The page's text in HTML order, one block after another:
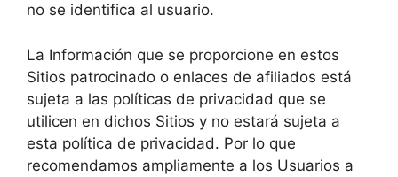
no se identifica al usuario.
La Información que se proporcione en estos
Sitios patrocinado o enlaces de afiliados está
sujeta a las políticas de privacidad que se
utilicen en dichos Sitios y no estará sujeta a
esta política de privacidad. Por lo que
recomendamos ampliamente a los Usuarios a